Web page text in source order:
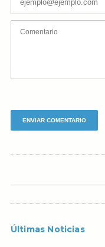
Últimas Noticias